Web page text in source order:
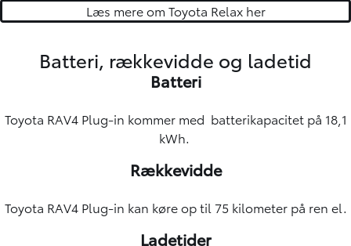
Læs mere om Toyota Relax her
Batteri, rækkevidde og ladetid
Batteri
Toyota RAV4 Plug-in kommer med batterikapacitet på 18,1
kWh.
Rækkevidde
Toyota RAV4 Plug-in kan køre op til 75 kilometer på ren el.
Ladetider